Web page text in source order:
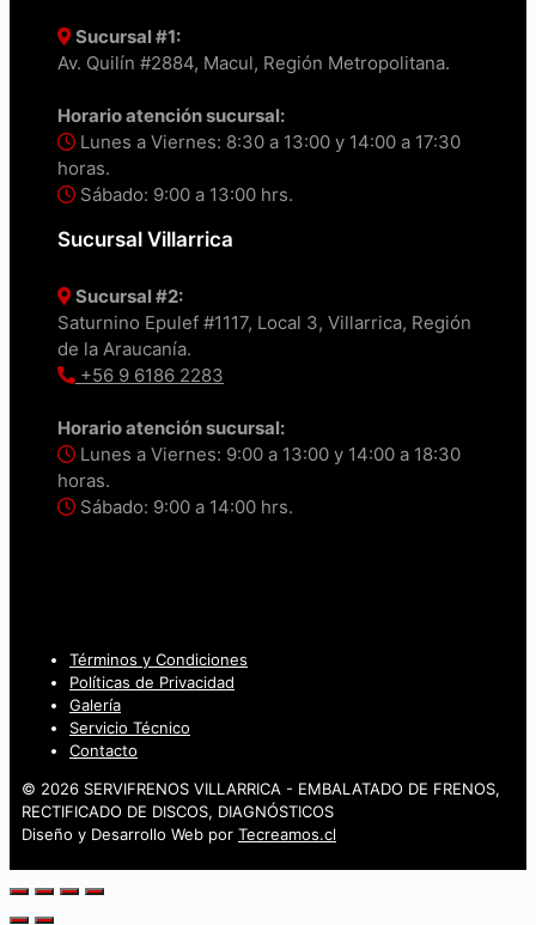
Sucursal #1:
Av. Quilín #2884, Macul, Región Metropolitana.
Horario atención sucursal:
Lunes a Viernes: 8:30 a 13:00 y 14:00 a 17:30
horas.
Sábado: 9:00 a 13:00 hrs.
Sucursal Villarrica
Sucursal #2:
Saturnino Epulef #1117, Local 3, Villarrica, Región
de la Araucanía.
+56 9 6186 2283
Horario atención sucursal:
Lunes a Viernes: 9:00 a 13:00 y 14:00 a 18:30
horas.
Sábado: 9:00 a 14:00 hrs.
Términos y Condiciones
Políticas de Privacidad
Galería
Servicio Técnico
Contacto
© 2026 SERVIFRENOS VILLARRICA - EMBALATADO DE FRENOS,
RECTIFICADO DE DISCOS, DIAGNÓSTICOS
Diseño y Desarrollo Web por Tecreamos.cl